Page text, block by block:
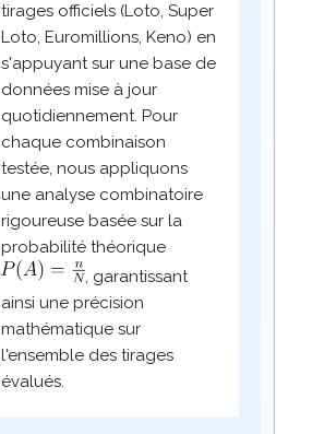
tirages officiels (Loto, Super
Loto, Euromillions, Keno) en
s'appuyant sur une base de
données mise à jour
quotidiennement. Pour
chaque combinaison
testée, nous appliquons
une analyse combinatoire
rigoureuse basée sur la
probabilité théorique
, garantissant
ainsi une précision
mathématique sur
l'ensemble des tirages
évalués.